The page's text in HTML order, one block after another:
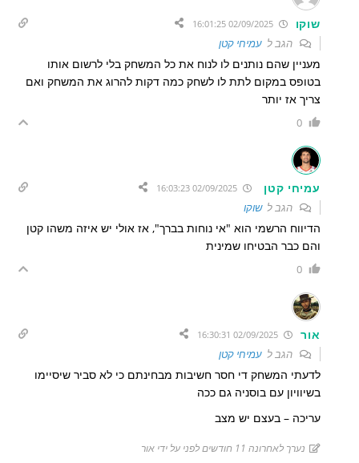
שוקו 02/09/2025 16:01:25
הגב לעמיחי קטן
מעניין שהם נותנים לו לנוח את כל המשחק בלי לרשום אותו
בטופס במקום לתת לו לשחק כמה דקות להרוג את המשחק ואם
צריך אז יותר
0
עמיחי קטן
הגב לשוקו
הדיווח הרשמי הוא "אי נוחות בברך", אז אולי יש איזה משהו קטן
והם כבר הבטיחו שמינית
0
אור
הגב לעמיחי קטן
לדעתי המשחק די חסר חשיבות מבחינתם כי לא סביר שיסיימו
בשיוויון עם בוסניה גם ככה
עריכה – בעצם יש מצב
נערך לאחרונה 11 חודשים לפני על ידי אור